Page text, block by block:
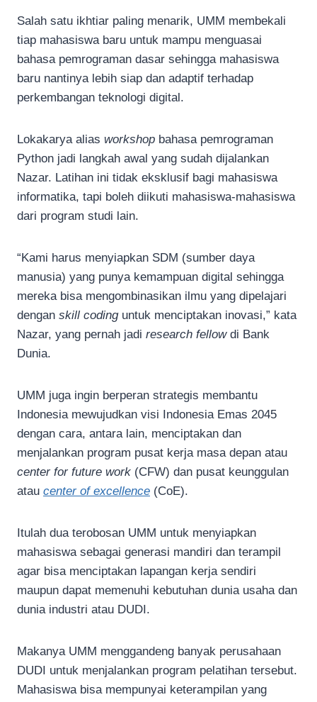
Salah satu ikhtiar paling menarik, UMM membekali
tiap mahasiswa baru untuk mampu menguasai
bahasa pemrograman dasar sehingga mahasiswa
baru nantinya lebih siap dan adaptif terhadap
perkembangan teknologi digital.
Lokakarya alias workshop bahasa pemrograman
Python jadi langkah awal yang sudah dijalankan
Nazar. Latihan ini tidak eksklusif bagi mahasiswa
informatika, tapi boleh diikuti mahasiswa-mahasiswa
dari program studi lain.
“Kami harus menyiapkan SDM (sumber daya
manusia) yang punya kemampuan digital sehingga
mereka bisa mengombinasikan ilmu yang dipelajari
dengan skill codinguntuk menciptakan inovasi,” kata
Nazar, yang pernah jadi research fellowdi Bank
Dunia.
UMM juga ingin berperan strategis membantu
Indonesia mewujudkan visi Indonesia Emas 2045
dengan cara, antara lain, menciptakan dan
menjalankan program pusat kerja masa depan atau
center for future work (CFW) dan pusat keunggulan
atau center of excellence (CoE).
Itulah dua terobosan UMM untuk menyiapkan
mahasiswa sebagai generasi mandiri dan terampil
agar bisa menciptakan lapangan kerja sendiri
maupun dapat memenuhi kebutuhan dunia usaha dan
dunia industri atau DUDI.
Makanya UMM menggandeng banyak perusahaan
DUDI untuk menjalankan program pelatihan tersebut.
Mahasiswa bisa mempunyai keterampilan yang